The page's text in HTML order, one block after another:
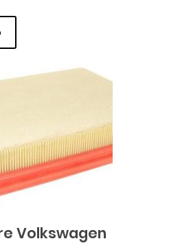
Volkswagen